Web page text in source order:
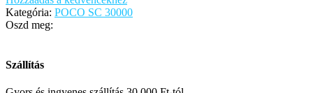
Kategória: POCO SC 30000
Oszd meg:
Szállítás